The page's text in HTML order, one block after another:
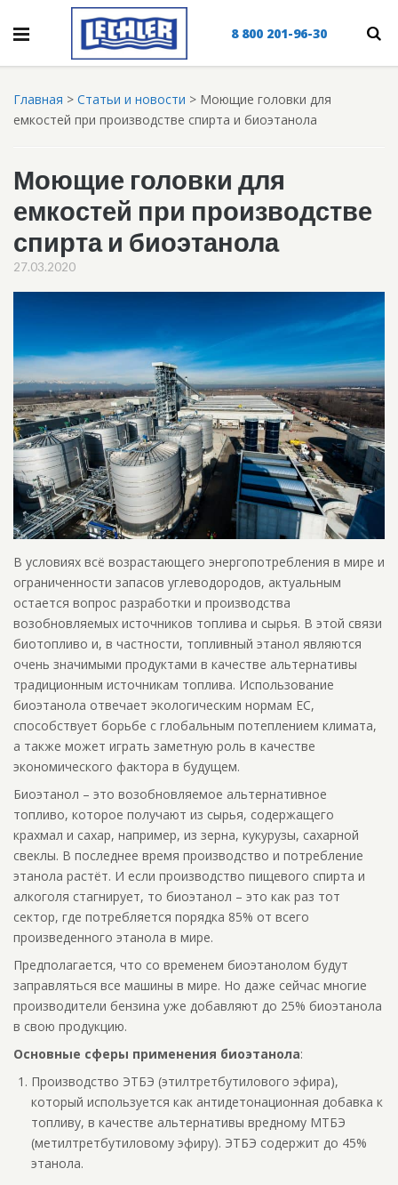
8 800 201-96-30
Главная >Статьи и новости > Моющие головки для
емкостей при производстве спирта и биоэтанола
Моющие головки для
емкостей при производстве
спирта и биоэтанола
27.03.2020
В условиях всё возрастающего энергопотребления в мире и
ограниченности запасов углеводородов, актуальным
остается вопрос разработки и производства
возобновляемых источников топлива и сырья. В этой связи
биотопливо и, в частности, топливный этанол являются
очень значимыми продуктами в качестве альтернативы
традиционным источникам топлива. Использование
биоэтанола отвечает экологическим нормам ЕС,
способствует борьбе с глобальным потеплением климата,
а также может играть заметную роль в качестве
экономического фактора в будущем.
Биоэтанол – это возобновляемое альтернативное
топливо, которое получают из сырья, содержащего
крахмал и сахар, например, из зерна, кукурузы, сахарной
свеклы. В последнее время производство и потребление
этанола растёт. И если производство пищевого спирта и
алкоголя стагнирует, то биоэтанол – это как раз тот
сектор, где потребляется порядка 85% от всего
произведенного этанола в мире.
Предполагается, что со временем биоэтанолом будут
заправляться все машины в мире. Но даже сейчас многие
производители бензина уже добавляют до 25% биоэтанола
в свою продукцию.
Основные сферы применения биоэтанола:
Производство ЭТБЭ (этилтретбутилового эфира),
который используется как антидетонационная добавка к
топливу, в качестве альтернативы вредному МТБЭ
(метилтретбутиловому эфиру). ЭТБЭ содержит до 45%
этанола.